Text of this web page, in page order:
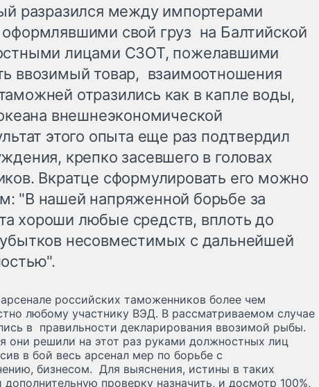
разразился между импортерами
свой груз на Балтийской
лицами СЗОТ, пожелавшими
ввозимый товар, взаимоотношения
отразились как в капле воды,
внешнеэкономической
этого опыта еще раз подтвердил
крепко засевшего в головах
Вкратце сформулировать его можно
"В нашей напряженной борьбе за
хороши любые средств, вплоть до
несовместимых с дальнейшей
российских таможенников более чем
любому участнику ВЭД. В рассматриваемом случае
в правильности декларирования ввозимой рыбы.
они решили на этот раз руками должностных лиц
в бой весь арсенал мер по борьбе с
бизнесом. Для выяснения, истины в таких
проверку назначить, и досмотр 100%,